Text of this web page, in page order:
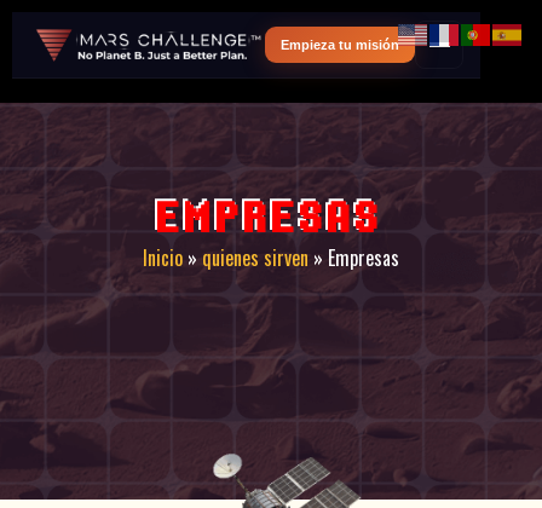
Empieza tu misión
EMPRESAS
Inicio » quienes sirven » Empresas